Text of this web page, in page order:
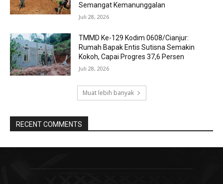
Semangat Kemanunggalan
Juli 28, 2026
TMMD Ke-129 Kodim 0608/Cianjur:
Rumah Bapak Entis Sutisna Semakin
Kokoh, Capai Progres 37,6 Persen
Juli 28, 2026
Muat lebih banyak
RECENT COMMENTS